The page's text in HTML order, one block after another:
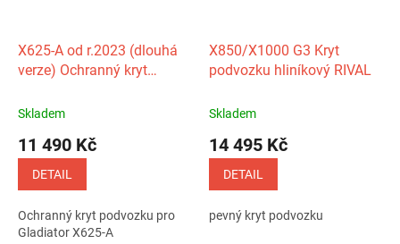
X625‑A od r.2023 (dlouhá
verze) Ochranný kryt
CFMOTO
Skladem
11 490 Kč
DETAIL
Ochranný kryt podvozku pro
Gladiator X625-A
X850/X1000 G3 Kryt
podvozku hliníkový RIVAL
Skladem
14 495 Kč
DETAIL
pevný kryt podvozku